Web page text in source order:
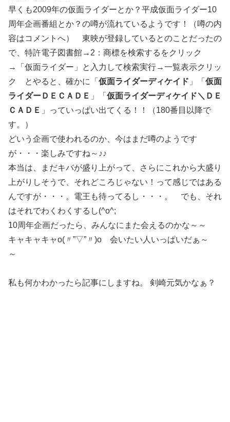
早くも2009年の仮面ライダーとか？平成仮面ライダー10
周年企画番組とか？の噂が流れているようです！（噂の内
容はコメントへ） 東映が登録しているとのことだったの
で、特許電子図書館→2：商標を検索するをクリック
→「仮面ライダー」と入力して検索実行→一覧表示クリッ
ク とやると、確かに「 仮面ライダーディケイド 」「 仮面
ライダーＤＥＣＡＤＥ 」「 仮面ライダーディケイド＼ＤＥ
ＣＡＤＥ 」っていっぱい出てくる！！（180番目以降で
す。）
どいう企画で使われるのか、今はまだ噂のようです
が・・・楽しみですね～♪♪
本当は、まだキバが盛り上がって、さらにこれから大盛り
上がりしそうで、それどころじゃない！って感じではある
んですが・・・。電王も待ってるし・・・。 でも、それ
はそれでわくわくするし(^o^;
10周年企画だったら、みんなにまた会えるのかな～～
キャキャキャo(〃”▽”〃)o 会いたい人いっぱいだぁ～
～
私も何かわかったら記事にしますね。 剣崎元気かなぁ？